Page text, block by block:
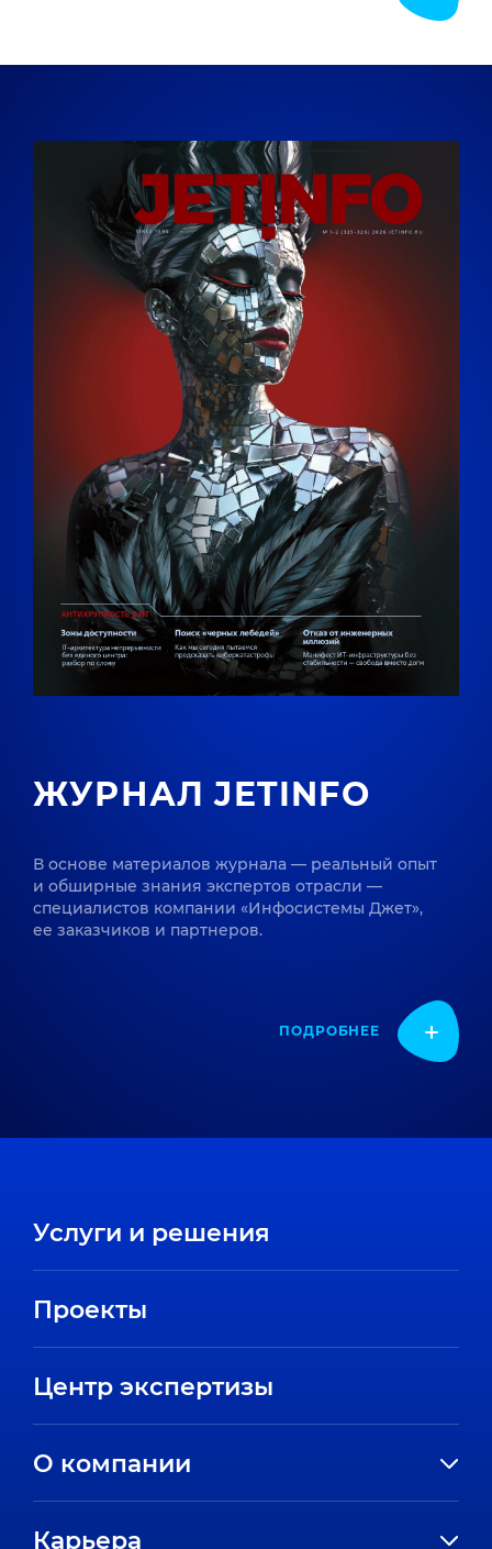
ЖУРНАЛ JETINFO
В основе материалов журнала — реальный опыт
и обширные знания экспертов отрасли —
специалистов компании «Инфосистемы Джет»,
ее заказчиков и партнеров.
ПОДРОБНЕЕ
Услуги и решения
Проекты
Центр экспертизы
О компании
Карьера